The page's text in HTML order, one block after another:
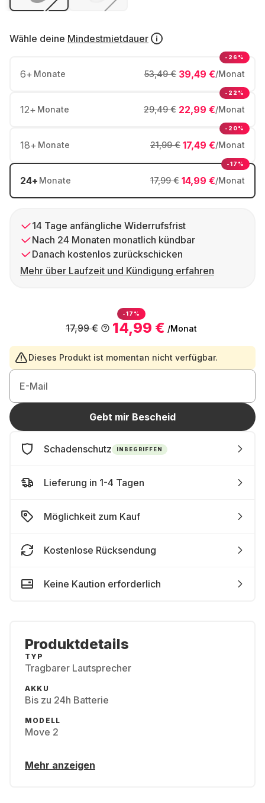
Wähle deine Mindestmietdauer
6+ Monate 39,49 €/Monat
53,49 €
-26%
12+ Monate 22,99 €/Monat
29,49 €
-22%
18+ Monate 17,49 €/Monat
21,99 €
-20%
24+ Monate 14,99 €/Monat
17,99 €
-17%
14 Tage anfängliche Widerrufsfrist
Nach 24 Monaten monatlich kündbar
Danach kostenlos zurückschicken
Mehr über Laufzeit und Kündigung erfahren
-17%
14,99 € /Monat
17,99 €
Dieses Produkt ist momentan nicht verfügbar.
E-Mail
Gebt mir Bescheid
Schadenschutz INBEGRIFFEN
Lieferung in 1-4 Tagen
Möglichkeit zum Kauf
Kostenlose Rücksendung
Keine Kaution erforderlich
Produktdetails
TYP
Tragbarer Lautsprecher
AKKU
Bis zu 24h Batterie
MODELL
Move 2
Mehr anzeigen